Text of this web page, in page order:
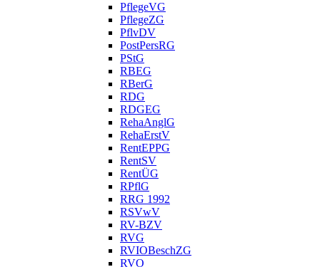
PflegeVG
PflegeZG
PflvDV
PostPersRG
PStG
RBEG
RBerG
RDG
RDGEG
RehaAnglG
RehaErstV
RentEPPG
RentSV
RentÜG
RPflG
RRG 1992
RSVwV
RV-BZV
RVG
RVIOBeschZG
RVO